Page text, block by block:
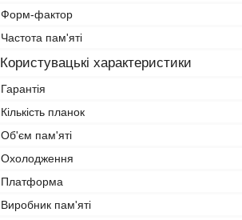
Форм-фактор
Частота пам'яті
Користувацькі характеристики
Гарантія
Кількість планок
Об'єм пам'яті
Охолодження
Платформа
Виробник пам'яті